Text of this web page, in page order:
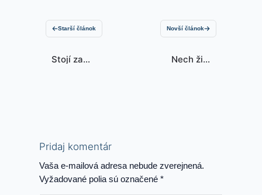
Starší článok
Stojí za
Novší článok
Nech žije
Pridaj komentár
Vaša e-mailová adresa nebude zverejnená.
Vyžadované polia sú označené*